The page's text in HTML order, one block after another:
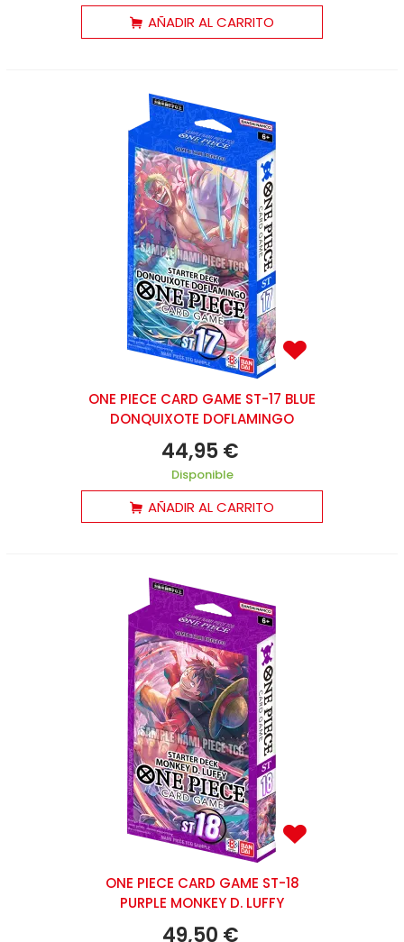
AÑADIR AL CARRITO
ONE PIECE CARD GAME ST-17 BLUE
DONQUIXOTE DOFLAMINGO
44,95 €
Disponible
AÑADIR AL CARRITO
ONE PIECE CARD GAME ST-18
PURPLE MONKEY D. LUFFY
49,50 €